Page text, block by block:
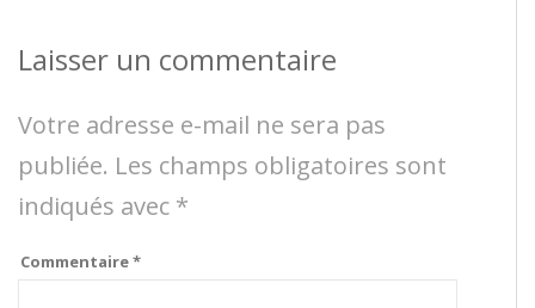
Laisser un commentaire
Votre adresse e-mail ne sera pas
publiée. Les champs obligatoires sont
indiqués avec *
Commentaire*